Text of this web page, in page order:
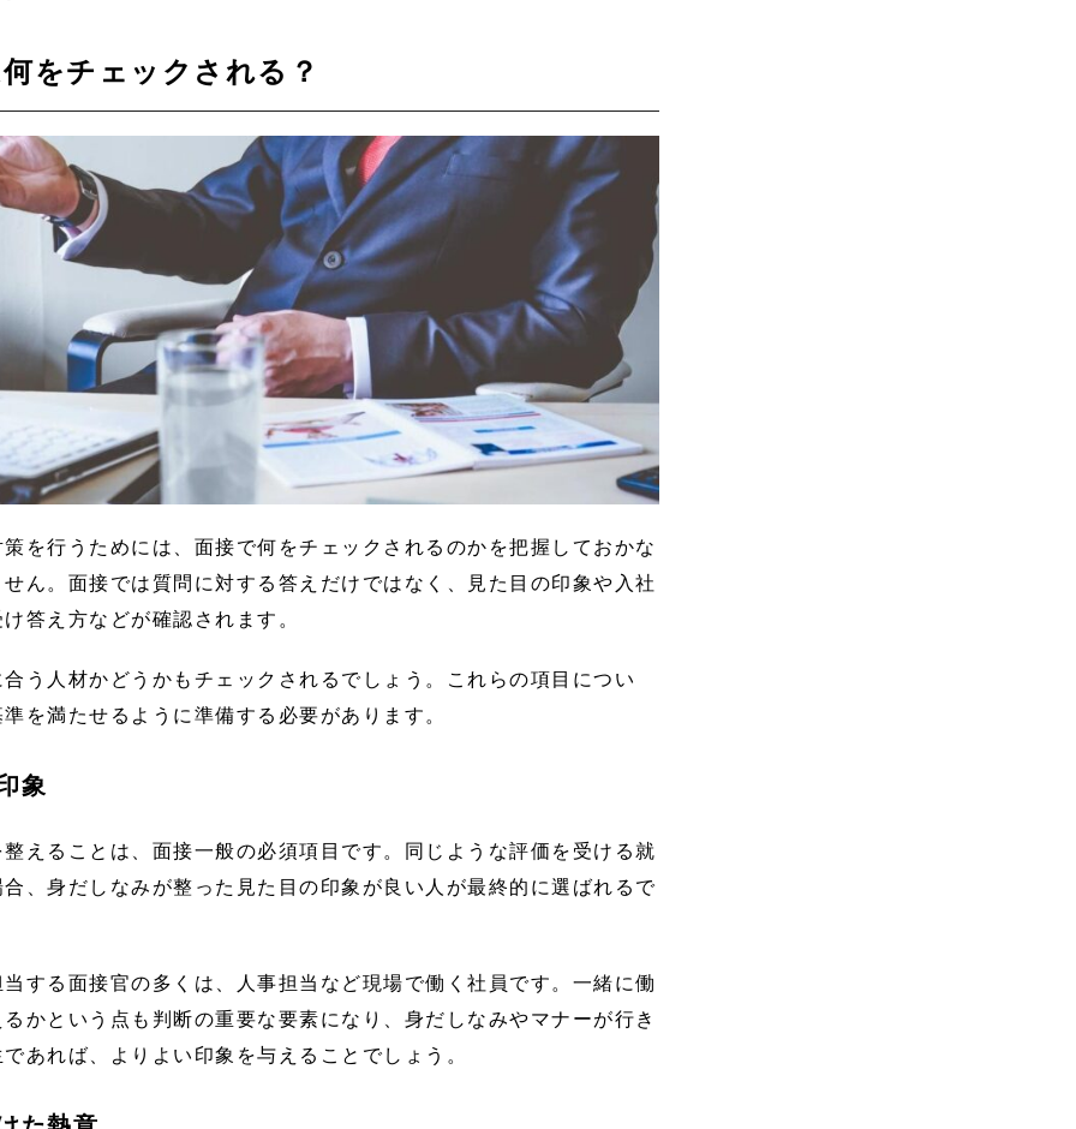
をチェックされる？
を行うためには、面接で何をチェックされるのかを把握しておかな
ん。面接では質問に対する答えだけではなく、見た目の印象や入社
答え方などが確認されます。
う人材かどうかもチェックされるでしょう。これらの項目につい
を満たせるように準備する必要があります。
象
えることは、面接一般の必須項目です。同じような評価を受ける就
、身だしなみが整った見た目の印象が良い人が最終的に選ばれるで
する面接官の多くは、人事担当など現場で働く社員です。一緒に働
かという点も判断の重要な要素になり、身だしなみやマナーが行き
あれば、よりよい印象を与えることでしょう。